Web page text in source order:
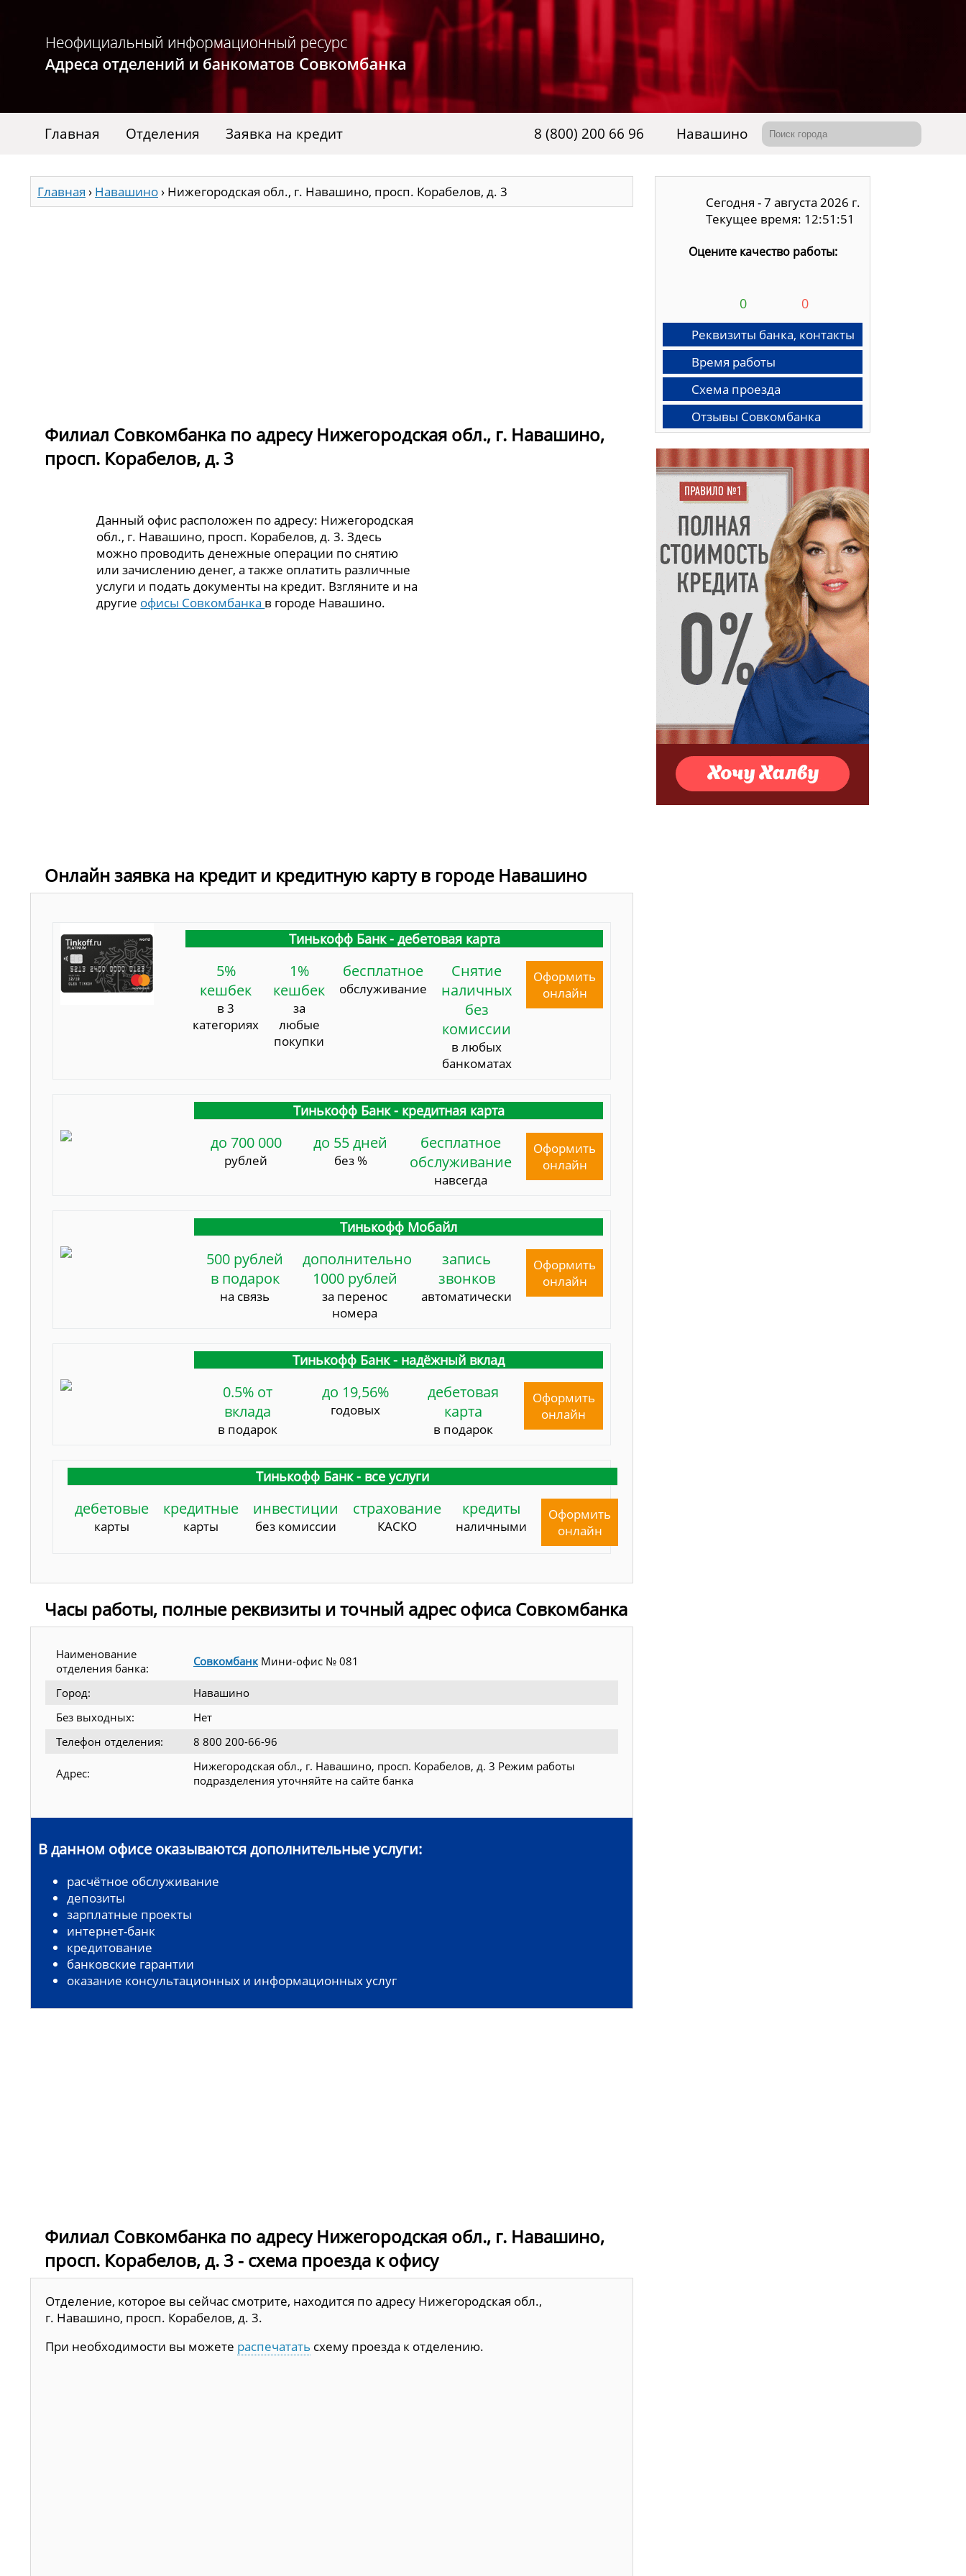
Главная Отделения Заявка на кредит 8 (800) 200 66 96 Навашино
Главная › Навашино› Нижегородская обл., г. Навашино, просп. Корабелов, д. 3
Филиал Совкомбанка по адресу Нижегородская обл., г. Навашино,
просп. Корабелов, д. 3
Данный офис расположен по адресу: Нижегородская
обл., г. Навашино, просп. Корабелов, д. 3. Здесь
можно проводить денежные операции по снятию
или зачислению денег, а также оплатить различные
услуги и подать документы на кредит. Взгляните и на
другие офисы Совкомбанка в городе Навашино.
Онлайн заявка на кредит и кредитную карту в городе Навашино
Тинькофф Банк - дебетовая карта
5%
кешбек
в 3
категориях
1%
кешбек
за
любые
покупки
бесплатное
обслуживание
Снятие
наличных
без
комиссии
в любых
банкоматах
Оформить
онлайн
Тинькофф Банк - кредитная карта
до 700 000
рублей
до 55 дней
без %
бесплатное
обслуживание
навсегда
Оформить
онлайн
Тинькофф Мобайл
500 рублей
в подарок
на связь
дополнительно
1000 рублей
за перенос
номера
запись
звонков
автоматически
Оформить
онлайн
Тинькофф Банк - надёжный вклад
0.5% от
вклада
в подарок
до 19,56%
годовых
дебетовая
карта
в подарок
Оформить
онлайн
Тинькофф Банк - все услуги
дебетовые
карты
кредитные
карты
инвестиции
без комиссии
страхование
КАСКО
кредиты
наличными
Оформить
онлайн
Часы работы, полные реквизиты и точный адрес офиса Совкомбанка
Наименование
отделения банка:
СовкомбанкМини-офис № 081
Город:
Навашино
Без выходных:
Нет
Телефон отделения:
8 800 200-66-96
Адрес:
Нижегородская обл., г. Навашино, просп. Корабелов, д. 3 Режим работы
подразделения уточняйте на сайте банка
В данном офисе оказываются дополнительные услуги:
расчётное обслуживание
депозиты
зарплатные проекты
интернет-банк
кредитование
банковские гарантии
оказание консультационных и информационных услуг
Филиал Совкомбанка по адресу Нижегородская обл., г. Навашино,
просп. Корабелов, д. 3 - схема проезда к офису
Отделение, которое вы сейчас смотрите, находится по адресу Нижегородская обл.,
г. Навашино, просп. Корабелов, д. 3.
При необходимости вы можете распечатать схему проезда к отделению.
Сегодня - 7 августа 2026 г.
Текущее время: 12:51:52
Оцените качество работы:
0 0
Реквизиты банка, контакты
Время работы
Схема проезда
Отзывы Совкомбанка